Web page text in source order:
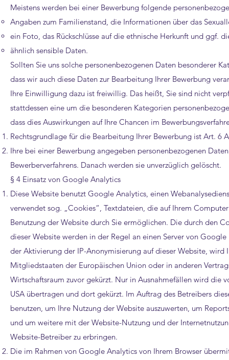
Meistens werden bei einer Bewerbung folgende
Angaben zum Familienstand, die Informationen über das
ein Foto, das Rückschlüsse auf die ethnische Herkunft und ggf.
ähnlich sensible Daten.
Sollten Sie uns solche personenbezogenen Daten besonderer
dass wir auch diese Daten zur Bearbeitung Ihrer Bewerbung
Ihre Einwilligung dazu ist freiwillig. Das heißt, Sie sind nicht
stattdessen eine um die besonderen Kategorien
dass dies Auswirkungen auf Ihre Chancen im
Rechtsgrundlage für die Bearbeitung Ihrer Bewerbung ist Art. 6
Ihre bei einer Bewerbung angegeben personenbezogenen
Bewerberverfahrens. Danach werden sie unverzüglich gelöscht.
§ 4 Einsatz von Google Analytics
Diese Website benutzt Google Analytics, einen
verwendet sog. „Cookies“, Textdateien, die auf Ihrem
Benutzung der Website durch Sie ermöglichen. Die durch den
dieser Website werden in der Regel an einen Server von
der Aktivierung der IP-Anonymisierung auf dieser Website,
Mitgliedstaaten der Europäischen Union oder in anderen
Wirtschaftsraum zuvor gekürzt. Nur in Ausnahmefällen wird die
USA übertragen und dort gekürzt. Im Auftrag des Betreibers
benutzen, um Ihre Nutzung der Website auszuwerten, um
und um weitere mit der Website-Nutzung und der
Website-Betreiber zu erbringen.
Die im Rahmen von Google Analytics von Ihrem Browser